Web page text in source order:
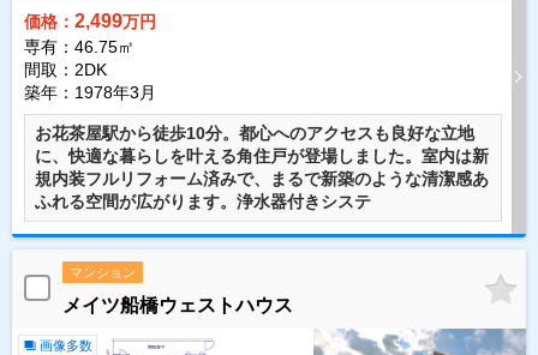
価格： 2,499万円
専有：46.75㎡
間取：2DK
築年：1978年3月
お花茶屋駅から徒歩10分。都心へのアクセスも良好な立地
に、快適な暮らしを叶える角住戸が登場しました。室内は新
規内装フルリフォーム済みで、まるで新築のような清潔感あ
ふれる空間が広がります。浄水器付きシステ
マンション
メイツ船橋ウェストハウス
画像多数